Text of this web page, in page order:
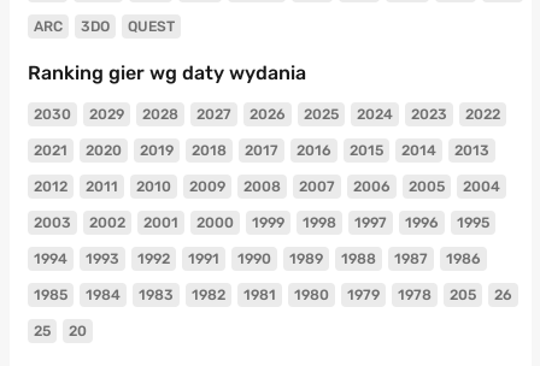
ARC 3DO QUEST
Ranking gier wg daty wydania
2030 2029 2028 2027 2026 2025 2024 2023 2022
2021 2020 2019 2018 2017 2016 2015 2014 2013
2012 2011 2010 2009 2008 2007 2006 2005 2004
2003 2002 2001 2000 1999 1998 1997 1996 1995
1994 1993 1992 1991 1990 1989 1988 1987 1986
1985 1984 1983 1982 1981 1980 1979 1978 205 26
25 20